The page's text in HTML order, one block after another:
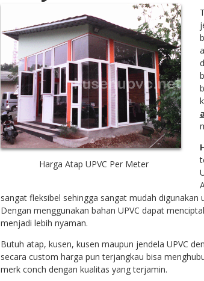
Harga Atap UPVC Per Meter
sangat fleksibel sehingga sangat mudah digunakan
Dengan menggunakan bahan UPVC dapat
menjadi lebih nyaman.
Butuh atap, kusen, kusen maupun jendela UPVC
secara custom harga pun terjangkau bisa
merk conch dengan kualitas yang terjamin.